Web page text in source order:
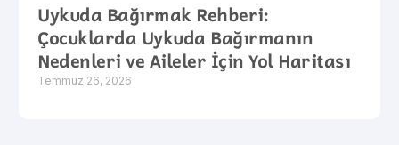
Uykuda Bağırmak Rehberi:
Çocuklarda Uykuda Bağırmanın
Nedenleri ve Aileler İçin Yol Haritası
Temmuz 26, 2026